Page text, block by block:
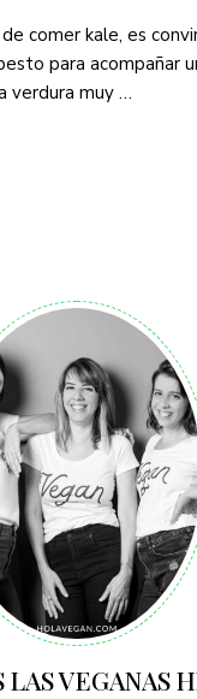
comer kale, es
para acompañar
verdura muy …
VEGANAS